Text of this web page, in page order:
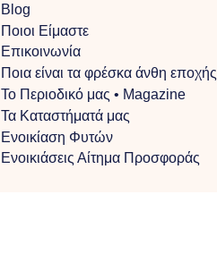
Blog
Ποιοι Είμαστε
Επικοινωνία
Ποια είναι τα φρέσκα άνθη
Το Περιοδικό μας • Magazine
Τα Kαταστήματά μας
Ενοικίαση Φυτών
Ενοικιάσεις Αίτημα Προσφοράς